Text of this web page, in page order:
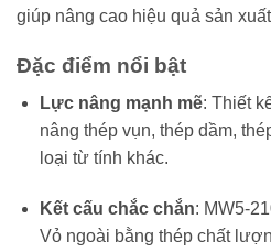
giúp nâng cao hiệu quả sản
Đặc điểm nổi bật
Lực nâng mạnh mẽ: Thiết
nâng thép vụn, thép dầm,
loại từ tính khác.
Kết cấu chắc chắn: MW5-
Vỏ ngoài bằng thép chất